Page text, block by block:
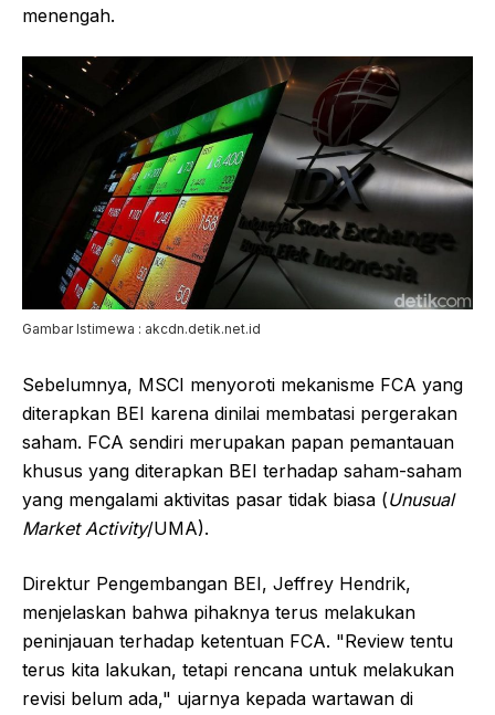
menengah.
Gambar Istimewa : akcdn.detik.net.id
Sebelumnya, MSCI menyoroti mekanisme FCA yang
diterapkan BEI karena dinilai membatasi pergerakan
saham. FCA sendiri merupakan papan pemantauan
khusus yang diterapkan BEI terhadap saham-saham
yang mengalami aktivitas pasar tidak biasa (Unusual
Market Activity/UMA).
Direktur Pengembangan BEI, Jeffrey Hendrik,
menjelaskan bahwa pihaknya terus melakukan
peninjauan terhadap ketentuan FCA. "Review tentu
terus kita lakukan, tetapi rencana untuk melakukan
revisi belum ada," ujarnya kepada wartawan di